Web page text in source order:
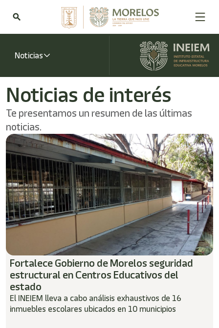
search
Noticias
Noticias de interés
Te presentamos un resumen de las últimas
noticias.
Fortalece Gobierno de Morelos seguridad
estructural en Centros Educativos del
estado
El INEIEM lleva a cabo análisis exhaustivos de 16
inmuebles escolares ubicados en 10 municipios